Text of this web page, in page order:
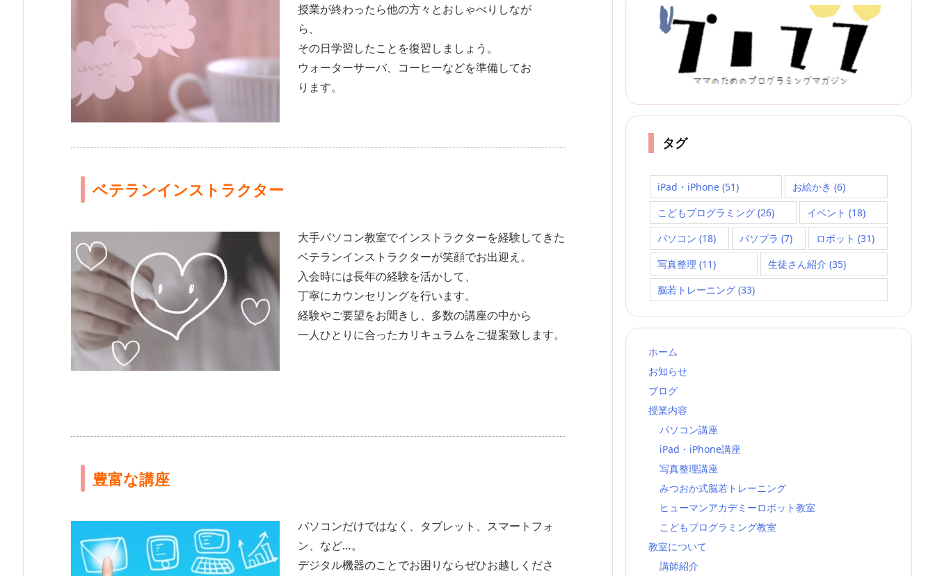
授業が終わったら他の方々とおしゃべりしなが
ら、
その日学習したことを復習しましょう。
ウォーターサーバ、コーヒーなどを準備してお
ります。
ベテランインストラクター
大手パソコン教室でインストラクターを経験してきた
ベテランインストラクターが笑顔でお出迎え。
入会時には長年の経験を活かして、
丁寧にカウンセリングを行います。
経験やご要望をお聞きし、多数の講座の中から
一人ひとりに合ったカリキュラムをご提案致します。
豊富な講座
パソコンだけではなく、タブレット、スマートフォ
ン、など…。
デジタル機器のことでお困りならぜひお越しくださ
タグ
iPad・iPhone (51) お絵かき (6)
こどもプログラミング (26) イベント (18)
パソコン (18) パソプラ (7) ロボット (31)
写真整理 (11) 生徒さん紹介 (35)
脳若トレーニング (33)
ホーム
お知らせ
ブログ
授業内容
パソコン講座
iPad・iPhone講座
写真整理講座
みつおか式脳若トレーニング
ヒューマンアカデミーロボット教室
こどもプログラミング教室
教室について
講師紹介